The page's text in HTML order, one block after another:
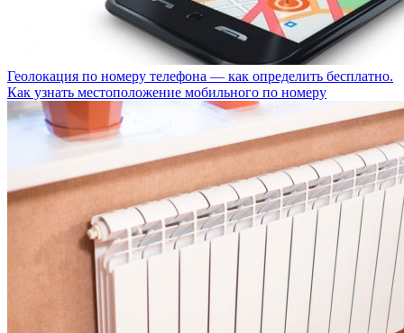
Геолокация по номеру телефона — как определить бесплатно.
Как узнать местоположение мобильного по номеру